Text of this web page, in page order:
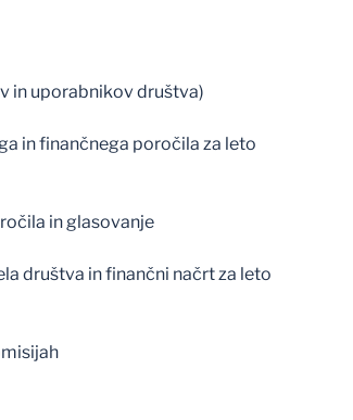
in uporabnikov društva)
in finančnega poročila za leto
in glasovanje
društva in finančni načrt za leto